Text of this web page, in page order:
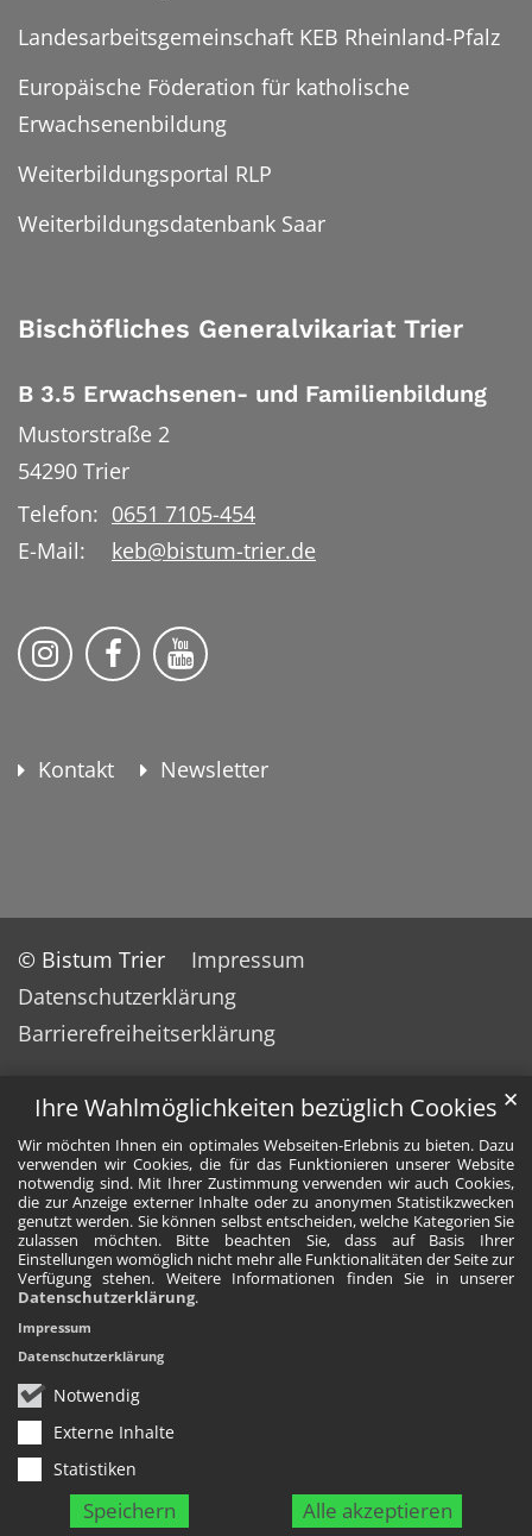
Ihre Wahlmöglichkeiten bezüglich Cookies
Wir möchten Ihnen ein optimales Webseiten-Erlebnis zu bieten. Dazu
verwenden wir Cookies, die für das Funktionieren unserer Website
notwendig sind. Mit Ihrer Zustimmung verwenden wir auch Cookies,
die zur Anzeige externer Inhalte oder zu anonymen Statistikzwecken
genutzt werden. Sie können selbst entscheiden, welche Kategorien Sie
zulassen möchten. Bitte beachten Sie, dass auf Basis Ihrer
Einstellungen womöglich nicht mehr alle Funktionalitäten der Seite zur
Verfügung stehen. Weitere Informationen finden Sie in unserer
Datenschutzerklärung.
Notwendig
Externe Inhalte
Statistiken
Speichern Alle akzeptieren
✕
Impressum
Datenschutzerklärung
Landesarbeitsgemeinschaft KEB Rheinland-Pfalz
Europäische Föderation für katholische
Erwachsenenbildung
Weiterbildungsportal RLP
Weiterbildungsdatenbank Saar
Bischöfliches Generalvikariat Trier
B 3.5 Erwachsenen- und Familienbildung
Mustorstraße 2
54290 Trier
Telefon: 0651 7105-454
E-Mail:
keb@bistum-trier.de
KEB Bildung Leben auf Instagram
KEB Bildung Leben auf Facebook
KEB Bildung Leben auf
Kontakt Newsletter
© Bistum Trier
Impressum
Datenschutzerklärung
Barrierefreiheitserklärung